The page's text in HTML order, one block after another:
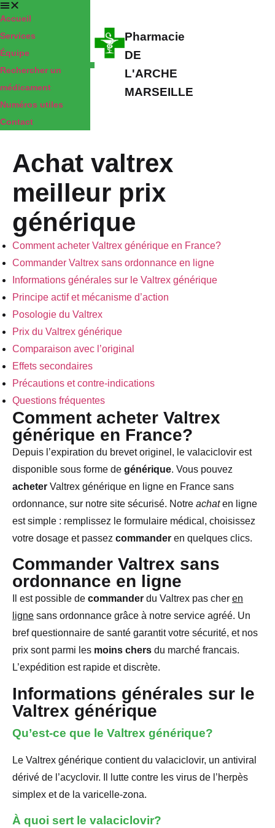
Pharmacie
DE
L'ARCHE
MARSEILLE
Accueil
Services
Équipe
Rechercher un
médicament
Numéros utiles
Contact
Achat valtrex
meilleur prix
générique
Comment acheter Valtrex générique en France?
Commander Valtrex sans ordonnance en ligne
Informations générales sur le Valtrex générique
Principe actif et mécanisme d’action
Posologie du Valtrex
Prix du Valtrex générique
Comparaison avec l’original
Effets secondaires
Précautions et contre-indications
Questions fréquentes
Comment acheter Valtrex
générique en France?
Depuis l’expiration du brevet originel, le valaciclovir est
disponible sous forme de générique. Vous pouvez
acheter Valtrex générique en ligne en France sans
ordonnance, sur notre site sécurisé. Notre achaten ligne
est simple : remplissez le formulaire médical, choisissez
votre dosage et passez commander en quelques clics.
Commander Valtrex sans
ordonnance en ligne
Il est possible de commander du Valtrex pas cher en
ligne sans ordonnance grâce à notre service agréé. Un
bref questionnaire de santé garantit votre sécurité, et nos
prix sont parmi les moins chers du marché francais.
L’expédition est rapide et discrète.
Informations générales sur le
Valtrex générique
Qu’est-ce que le Valtrex générique?
Le Valtrex générique contient du valaciclovir, un antiviral
dérivé de l’acyclovir. Il lutte contre les virus de l’herpès
simplex et de la varicelle-zona.
À quoi sert le valaciclovir?